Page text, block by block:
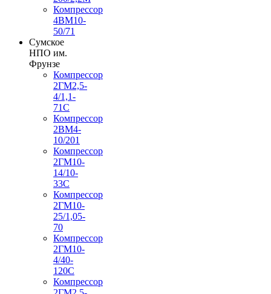
Компрессор
4ВМ10-
50/71
Сумское
НПО им.
Фрунзе
Компрессор
2ГМ2,5-
4/1,1-
71С
Компрессор
2ВМ4-
10/201
Компрессор
2ГМ10-
14/10-
33С
Компрессор
2ГМ10-
25/1,05-
70
Компрессор
2ГМ10-
4/40-
120С
Компрессор